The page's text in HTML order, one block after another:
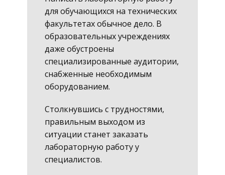
для обучающихся на технических
факультетах обычное дело. В
образовательных учреждениях
даже обустроены
специализированные аудитории,
снабженные необходимым
оборудованием.
Столкнувшись с трудностями,
правильным выходом из
ситуации станет заказать
лабораторную работу у
специалистов.